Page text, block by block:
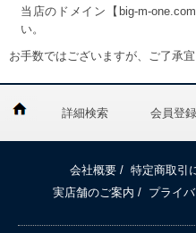
当店のドメイン【big-m-
い。
お手数ではございますが、ご了承宜
詳細検索 会員登録
会社概要 / 特定商取引
実店舗のご案内 / プライ